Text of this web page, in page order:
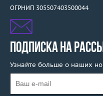
ОГРНИП 305507403500044
ПОДПИСКА НА
Узнайте больше о наших